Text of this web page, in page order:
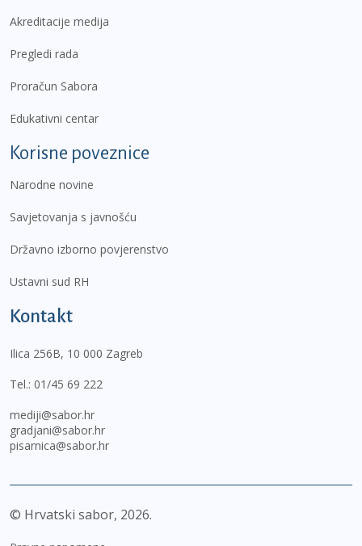
Akreditacije medija
Pregledi rada
Proračun Sabora
Edukativni centar
Korisne poveznice
Narodne novine
Savjetovanja s javnošću
Državno izborno povjerenstvo
Ustavni sud RH
Kontakt
Ilica 256B, 10 000 Zagreb
Tel.: 01/45 69 222
mediji@sabor.hr
gradjani@sabor.hr
pisarnica@sabor.hr
© Hrvatski sabor, 2026